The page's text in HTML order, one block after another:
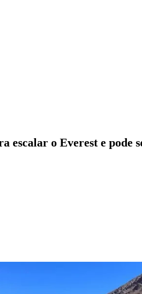
escalar o Everest e pode